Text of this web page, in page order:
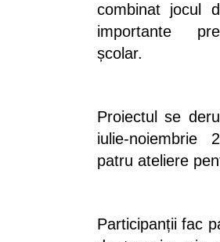
combinat jocul
importante
școlar.
Proiectul se
iulie-noiembrie
patru ateliere
Participanții fac